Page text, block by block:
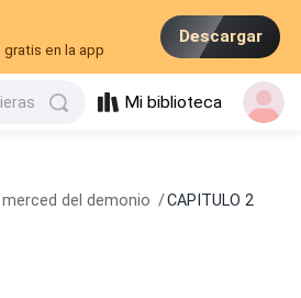
en la app
Descargar
Mi biblioteca
merced del demonio /CAPITULO 2